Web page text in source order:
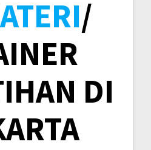
/
DI